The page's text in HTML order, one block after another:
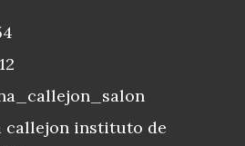
callejon instituto de